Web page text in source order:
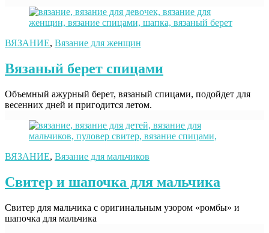
ВЯЗАНИЕ, Вязание для женщин
Вязаный берет спицами
Объемный ажурный берет, вязаный спицами, подойдет для
весенних дней и пригодится летом.
ВЯЗАНИЕ, Вязание для мальчиков
Свитер и шапочка для мальчика
Свитер для мальчика с оригинальным узором «ромбы» и
шапочка для мальчика